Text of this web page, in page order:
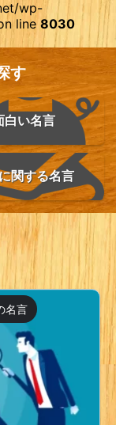
wp-
line8030
す
白い名言
関する名言
名言